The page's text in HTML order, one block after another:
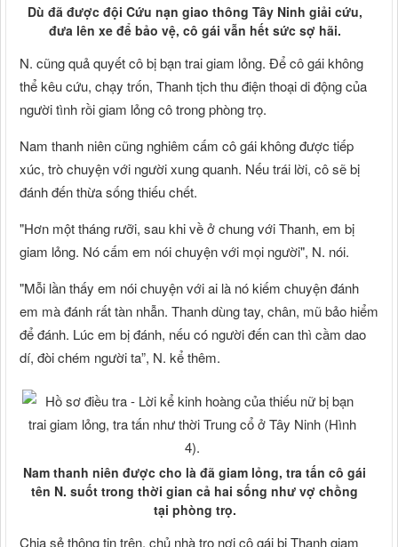
Dù đã được đội Cứu nạn giao thông Tây Ninh giải cứu,
đưa lên xe để bảo vệ, cô gái vẫn hết sức sợ hãi.
N. cũng quả quyết cô bị bạn trai giam lỏng. Để cô gái không
thể kêu cứu, chạy trốn, Thanh tịch thu điện thoại di động của
người tình rồi giam lỏng cô trong phòng trọ.
Nam thanh niên cũng nghiêm cấm cô gái không được tiếp
xúc, trò chuyện với người xung quanh. Nếu trái lời, cô sẽ bị
đánh đến thừa sống thiếu chết.
"Hơn một tháng rưỡi, sau khi về ở chung với Thanh, em bị
giam lỏng. Nó cấm em nói chuyện với mọi người", N. nói.
"Mỗi lần thấy em nói chuyện với ai là nó kiếm chuyện đánh
em mà đánh rất tàn nhẫn. Thanh dùng tay, chân, mũ bảo hiểm
để đánh. Lúc em bị đánh, nếu có người đến can thì cầm dao
dí, đòi chém người ta”, N. kể thêm.
Nam thanh niên được cho là đã giam lỏng, tra tấn cô gái
tên N. suốt trong thời gian cả hai sống như vợ chồng
tại phòng trọ.
Chia sẻ thông tin trên, chủ nhà trọ nơi cô gái bị Thanh giam